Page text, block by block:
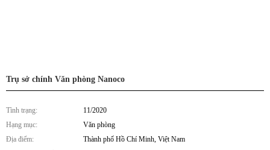
Trụ sở chính Văn phòng Nanoco
Tình trạng:
11/2020
Hạng mục:
Văn phòng
Địa điểm:
Thành phố Hồ Chí Minh, Việt Nam